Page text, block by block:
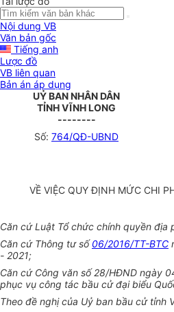
Nội dung VB
Văn bản gốc
Tiếng anh
Lược đồ
VB liên quan
Bản án áp dụng
UỶ BAN NHÂN DÂN
TỈNH VĨNH LONG
--------
Số: 764/QĐ-UBND
VỀ VIỆC QUY ĐỊNH MỨC CHI
Căn cứ Luật Tổ chức chính quyền
Căn cứ Thông tư số06/2016/TT-BTC
- 2021;
Căn cứ Công văn số 28/HĐND ngày
phục vụ công tác bầu cử đại biểu
Theo đề nghị của Uỷ ban bầu cử tỉnh